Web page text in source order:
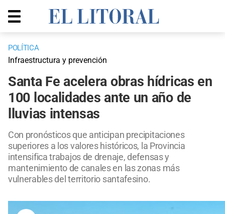
POLÍTICA
Infraestructura y prevención
Santa Fe acelera obras hídricas en
100 localidades ante un año de
lluvias intensas
Con pronósticos que anticipan precipitaciones
superiores a los valores históricos, la Provincia
intensifica trabajos de drenaje, defensas y
mantenimiento de canales en las zonas más
vulnerables del territorio santafesino.